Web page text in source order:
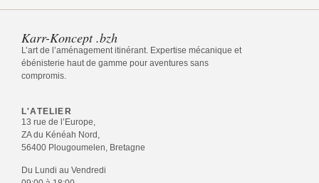
Karr-Koncept .bzh
L’art de l’aménagement itinérant. Expertise mécanique et
ébénisterie haut de gamme pour aventures sans
compromis.
L'ATELIER
13 rue de l’Europe,
ZA du Kénéah Nord,
56400 Plougoumelen, Bretagne
Du Lundi au Vendredi